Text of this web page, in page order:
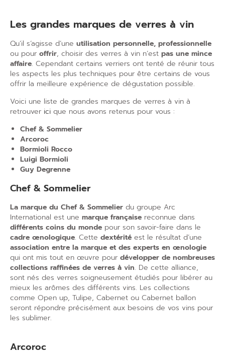
Les grandes marques de verres à vin
Qu’il s’agisse d’une utilisation personnelle, professionnelle
ou pour offrir, choisir des verres à vin n’est pas une mince
affaire. Cependant certains verriers ont tenté de réunir tous
les aspects les plus techniques pour être certains de vous
offrir la meilleure expérience de dégustation possible.
Voici une liste de grandes marques de verres à vin à
retrouver ici que nous avons retenus pour vous :
Chef & Sommelier
Arcoroc
Bormioli Rocco
Luigi Bormioli
Guy Degrenne
Chef & Sommelier
La marque du Chef & Sommelier du groupe Arc
International est une marque française reconnue dans
différents coins du monde pour son savoir-faire dans le
cadre œnologique. Cette dextérité est le résultat d’une
association entre la marque et des experts en œnologie
qui ont mis tout en œuvre pour développer de nombreuses
collections raffinées de verres à vin. De cette alliance,
sont nés des verres soigneusement étudiés pour libérer au
mieux les arômes des différents vins. Les collections
comme Open up, Tulipe, Cabernet ou Cabernet ballon
seront répondre précisément aux besoins de vos vins pour
les sublimer.
Arcoroc